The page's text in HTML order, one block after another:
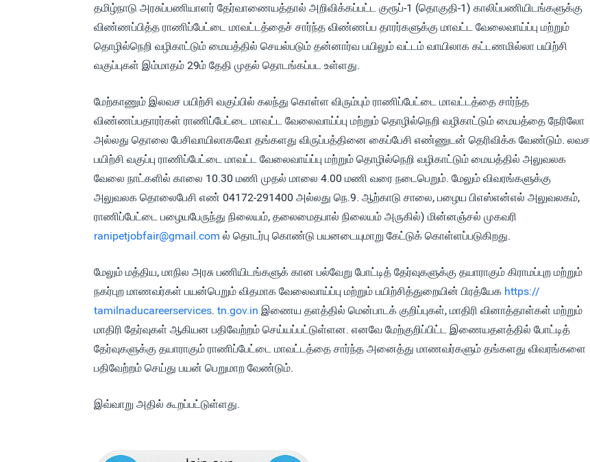
தமிழ்நாடு அரசுப்பணியாளர் தேர்வாணையத்தால் அறிவிக்கப்பட்ட குரூப்-1 (தொகுதி-1) காலிப்பணியிடங்களுக்கு
விண்ணப்பித்த ராணிப்பேட்டை மாவட்டத்தைச் சார்ந்த விண்ணப்ப தாரர்களுக்கு மாவட்ட வேலைவாய்ப்பு மற்றும்
தொழில்நெறி வழிகாட்டும் மையத்தில் செயல்படும் தன்னார்வ பயிலும் வட்டம் வாயிலாக கட்டணமில்லா பயிற்சி
வகுப்புகள் இம்மாதம் 29ம் தேதி முதல் தொடங்கப்பட உள்ளது.
மேற்காணும் இலவச பயிற்சி வகுப்பில் கலந்து கொள்ள விரும்பும் ராணிப்பேட்டை மாவட்டத்தை சார்ந்த
விண்ணப்பதாரர்கள் ராணிப்பேட்டை மாவட்ட வேலைவாய்ப்பு மற்றும் தொழில்நெறி வழிகாட்டும் மையத்தை நேரிலோ
அல்லது தொலை பேசிவாயிலாகவோ தங்களது விருப்பத்தினை கைப்பேசி எண்ணுடன் தெரிவிக்க வேண்டும். லவச
பயிற்சி வகுப்பு ராணிப்பேட்டை மாவட்ட வேலைவாய்ப்பு மற்றும் தொழில்நெறி வழிகாட்டும் மையத்தில் அலுவலக
வேலை நாட்களில் காலை 10.30 மணி முதல் மாலை 4.00 மணி வரை நடைபெறும். மேலும் விவரங்களுக்கு
அலுவலக தொலைபேசி எண் 04172-291400 அல்லது நெ.9. ஆற்காடு சாலை, பழைய பிஎஸ்என்எல் அலுவலகம்,
ராணிப்பேட்டை பழையபேருந்து நிலையம், தலைமைதபால் நிலையம் அருகில்) மின்னஞ்சல் முகவரி
ranipetjobfair@gmail.com ல் தொடர்பு கொண்டு பயனடையுமாறு கேட்டுக் கொள்ளப்படுகிறது.
மேலும் மத்திய, மாநில அரசு பணியிடங்களுக் கான பல்வேறு போட்டித் தேர்வுகளுக்கு தயாராகும் கிராமப்புற மற்றும்
நகர்புற மாணவர்கள் பயன்பெறும் விதமாக வேலைவாய்ப்பு மற்றும் பயிற்சித்துறையின் பிரத்யேக https://
tamilnaducareerservices tn.gov.in இணைய தளத்தில் மென்பாடக் குறிப்புகள், மாதிரி வினாத்தாள்கள் மற்றும்
மாதிரி தேர்வுகள் ஆகியன பதிவேற்றம் செய்யப்பட்டுள்ளன. எனவே மேற்குறிப்பிட்ட இணையதளத்தில் போட்டித்
தேர்வுகளுக்கு தயாராகும் ராணிப்பேட்டை மாவட்டத்தை சார்ந்த அனைத்து மாணவர்களும் தங்களது விவரங்களை
பதிவேற்றம் செய்து பயன் பெறுமாற வேண்டும்.
இவ்வாறு அதில் கூறப்பட்டுள்ளது.